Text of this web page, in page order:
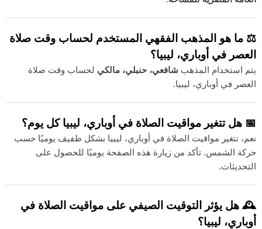
⚖️ ما هو المذهب الفقهي المستخدم لحساب وقت صلاة
العصر في أوباري، ليبيا؟
يتم استخدام المذهب شافعي، حنبلي، مالكي لحساب وقت صلاة
العصر في أوباري، ليبيا.
📅 هل تتغير مواقيت الصلاة في أوباري، ليبيا كل يوم؟
نعم، تتغير مواقيت الصلاة في أوباري، ليبيا بشكل طفيف يوميًا حسب
حركة الشمس. تأكد من زيارة هذه الصفحة يوميًا للحصول على
التحديثات.
🕰️ هل يؤثر التوقيت الصيفي على مواقيت الصلاة في
أوباري، ليبيا؟